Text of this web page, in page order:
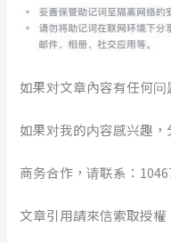
如果对文章內容有任何
如果对我的内容感兴趣，
商务合作，请联系：
文章引用請來信索取授